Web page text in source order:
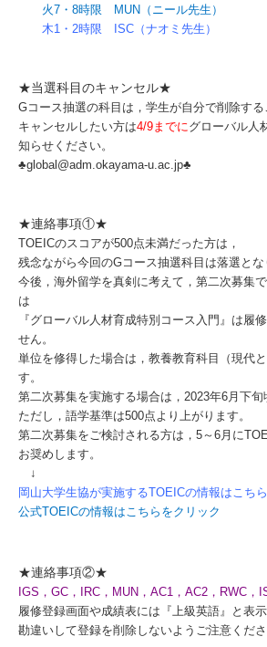
火7・8時限 MUN（ニール先生）
木1・2時限 ISC（ナオミ先生）
★当選科目のキャンセル★
Gコース抽選の科目は，学生が自分で削除する
キャンセルしたい方は4/9までにグローバル人
知らせください。
♣global@adm.okayama-u.ac.jp♣
★連絡事項①★
TOEICのスコアが500点未満だった方は，
残念ながら今回のGコース抽選科目は落選とな
今後，海外留学を真剣に考えて，第二次募集
は
『グローバル人材育成特別コース入門』は履
せん。
単位を修得した場合は，教養教育科目（現代
す。
第二次募集を実施する場合は，2023年6月下旬
ただし，語学基準は500点より上がります。
第二次募集をご検討される方は，5～6月に
お奨めします。
↓
岡山大学生協が実施するTOEICの情報はこち
公式TOEICの情報はこちらをクリック
★連絡事項②★
IGS，GC，IRC，MUN，AC1，AC2，RWC，
履修登録画面や成績表には『上級英語』と表示
勘違いして登録を削除しないようご注意くださ